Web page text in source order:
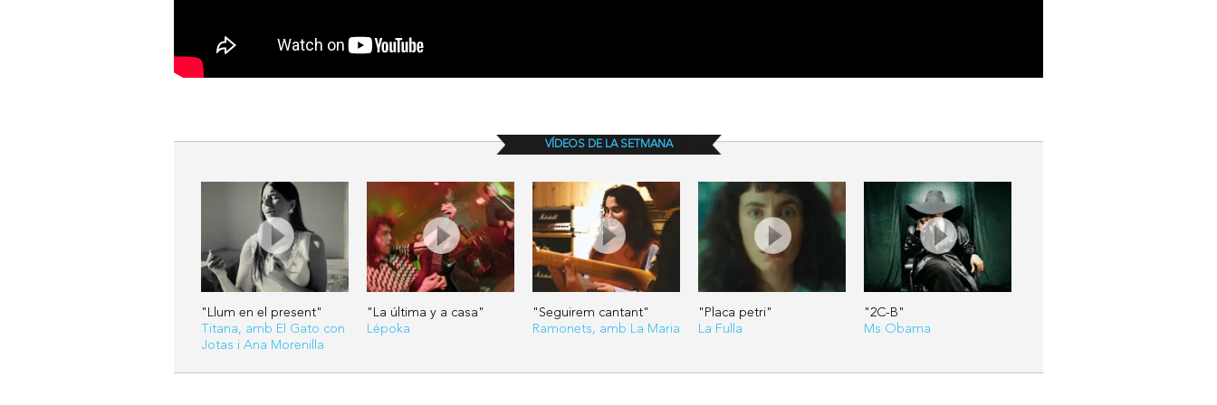
VÍDEOS DE LA SETMANA
"Llum en el present"
Titana, amb El Gato con
Jotas i Ana Morenilla
"La última y a casa"
Lépoka
"Seguirem cantant"
Ramonets, amb La Maria
"Placa petri"
La Fulla
"2C-B"
Ms Obama